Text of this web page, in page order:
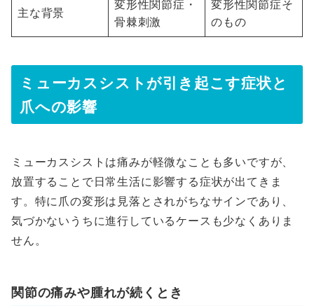
主な背景
変形性関節症・
骨棘刺激
変形性関節症そ
のもの
ミューカスシストが引き起こす症状と
爪への影響
ミューカスシストは痛みが軽微なことも多いですが、
放置することで日常生活に影響する症状が出てきま
す。特に爪の変形は見落とされがちなサインであり、
気づかないうちに進行しているケースも少なくありま
せん。
関節の痛みや腫れが続くとき